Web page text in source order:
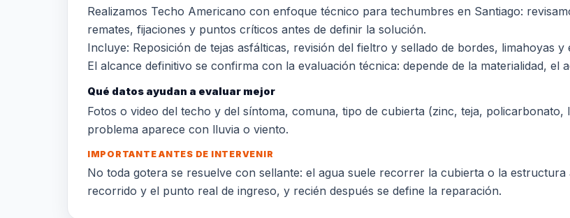
Realizamos Techo Americano con enfoque técnico para techumbres en Santiago:
remates, fijaciones y puntos críticos antes de definir la solución.
Incluye: Reposición de tejas asfálticas, revisión del fieltro y sellado de bordes, limahoyas y
El alcance definitivo se confirma con la evaluación técnica: depende de la materialidad, el
Qué datos ayudan a evaluar mejor
Fotos o video del techo y del síntoma, comuna, tipo de cubierta (zinc, teja,
problema aparece con lluvia o viento.
IMPORTANTE ANTES DE INTERVENIR
No toda gotera se resuelve con sellante: el agua suele recorrer la cubierta o la
recorrido y el punto real de ingreso, y recién después se define la reparación.